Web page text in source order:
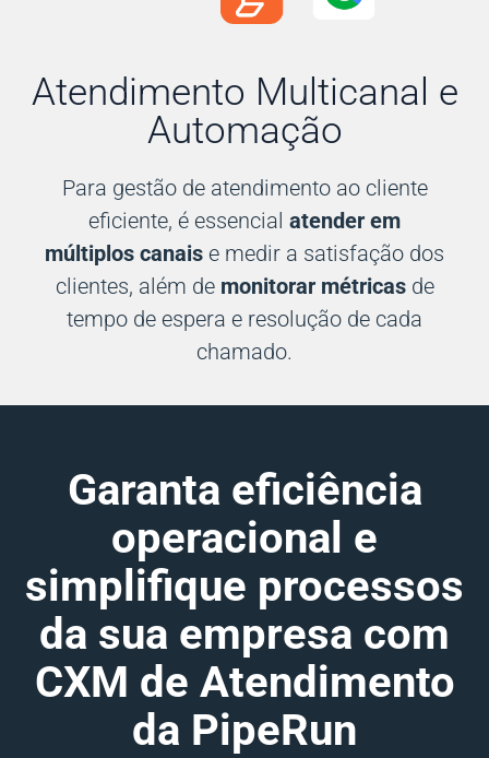
Atendimento Multicanal e
Automação
Para gestão de atendimento ao cliente
eficiente, é essencial atender em
múltiplos canais e medir a satisfação dos
clientes, além de monitorar métricasde
tempo de espera e resolução de cada
chamado.
Garanta eficiência
operacional e
simplifique processos
da sua empresa com
CXM de Atendimento
da PipeRun